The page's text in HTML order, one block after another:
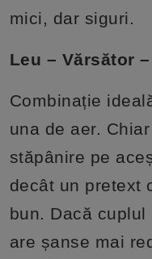
mici, dar siguri.
Leu – Vărsător –
Combinație
una de aer.
stăpânire pe
decât un pretext
bun. Dacă
are șanse mai